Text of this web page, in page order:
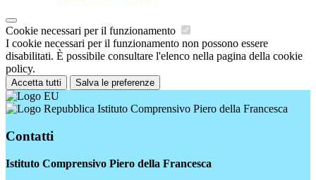
Cookie necessari per il funzionamento
I cookie necessari per il funzionamento non possono essere
disabilitati. È possibile consultare l'elenco nella pagina della cookie
policy.
Accetta tutti Salva le preferenze
Istituto Comprensivo Piero della Francesca
Contatti
Istituto Comprensivo Piero della Francesca